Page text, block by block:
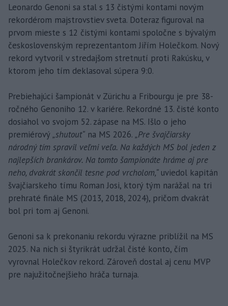
Leonardo Genoni sa stal s 13 čistými kontami novým
rekordérom majstrovstiev sveta. Doteraz figuroval na
prvom mieste s 12 čistými kontami spoločne s bývalým
československým reprezentantom Jiřím Holečkom. Nový
rekord vytvoril v stredajšom stretnutí proti Rakúsku, v
ktorom jeho tím deklasoval súpera 9:0.
Prebiehajúci šampionát v Zürichu a Fribourgu je pre 38-
ročného Genoniho 12. v kariére. Rekordné 13. čisté konto
dosiahol vo svojom 52. zápase na MS. Išlo o jeho
premiérový„shutout“ na MS 2026. „Pre švajčiarsky
národný tím spravil veľmi veľa. Na každých MS bol jeden z
najlepších brankárov. Na tomto šampionáte hráme aj pre
neho, dvakrát skončil tesne pod vrcholom,“ uviedol kapitán
švajčiarskeho tímu Roman Josi, ktorý tým narážal na tri
prehraté finále MS (2013, 2018, 2024), pričom dvakrát
bol pri tom aj Genoni.
Genoni sa k prekonaniu rekordu výrazne priblížil na MS
2025. Na nich si štyrikrát udržal čisté konto, čím
vyrovnal Holečkov rekord. Zároveň dostal aj cenu MVP
pre najužitočnejšieho hráča turnaja.